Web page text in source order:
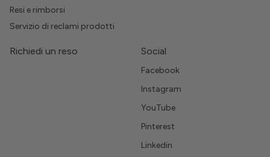
Resi e rimborsi
Servizio di reclami prodotti
Richiedi un reso Social
Facebook
Instagram
YouTube
Pinterest
Linkedin